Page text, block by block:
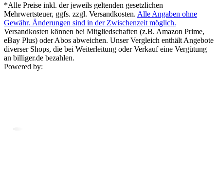
*Alle Preise inkl. der jeweils geltenden gesetzlichen
Mehrwertsteuer, ggfs. zzgl. Versandkosten. Alle Angaben ohne
Gewähr. Änderungen sind in der Zwischenzeit möglich.
Versandkosten können bei Mitgliedschaften (z.B. Amazon Prime,
eBay Plus) oder Abos abweichen. Unser Vergleich enthält Angebote
diverser Shops, die bei Weiterleitung oder Verkauf eine Vergütung
an billiger.de bezahlen.
Powered by: